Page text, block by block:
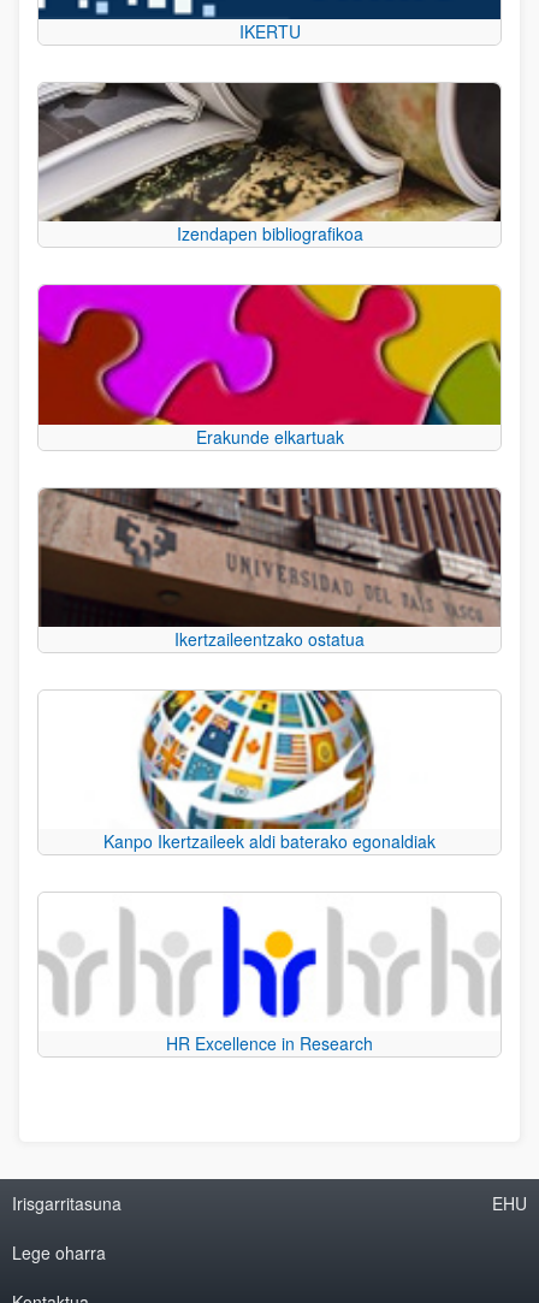
IKERTU
Izendapen bibliografikoa
Erakunde elkartuak
Ikertzaileentzako ostatua
Kanpo Ikertzaileek aldi baterako egonaldiak
HR Excellence in Research
Irisgarritasuna
Lege oharra
EHU